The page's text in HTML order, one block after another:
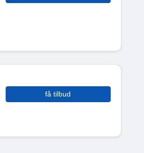
få tilbud